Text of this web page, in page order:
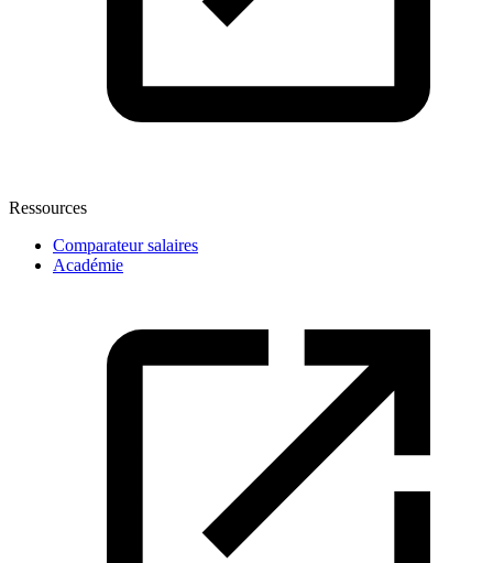
Ressources
Comparateur salaires
Académie